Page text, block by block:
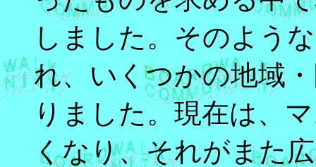
しました。そのよう
れ、いくつかの地域
りました。現在は、
くなり、それがまた